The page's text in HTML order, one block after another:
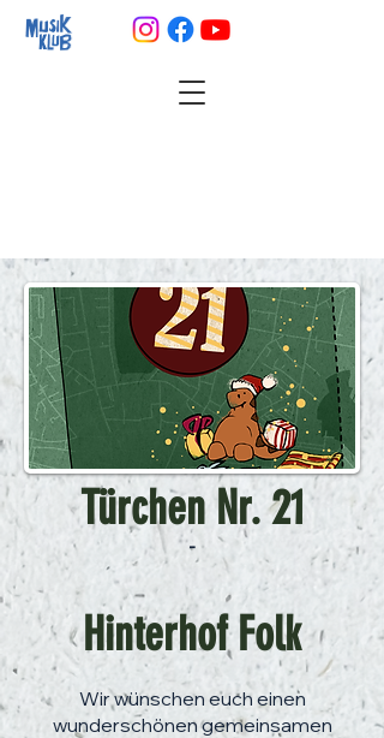
Türchen Nr. 21
-
Hinterhof Folk
Wir wünschen euch einen
wunderschönen gemeinsamen